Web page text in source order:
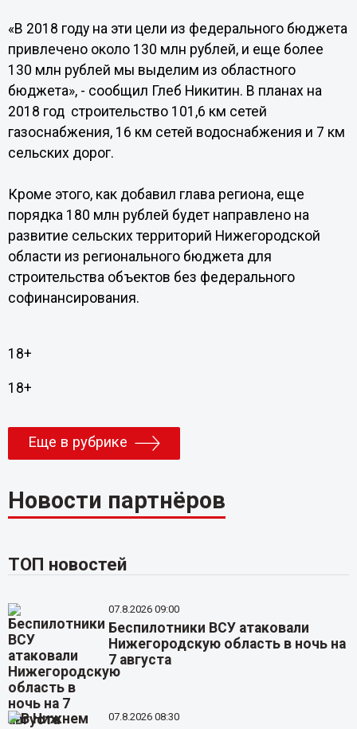
«В 2018 году на эти цели из федерального бюджета
привлечено около 130 млн рублей, и еще более
130 млн рублей мы выделим из областного
бюджета», - сообщил Глеб Никитин. В планах на
2018 год строительство 101,6 км сетей
газоснабжения, 16 км сетей водоснабжения и 7 км
сельских дорог.
Кроме этого, как добавил глава региона, еще
порядка 180 млн рублей будет направлено на
развитие сельских территорий Нижегородской
области из регионального бюджета для
строительства объектов без федерального
софинансирования.
18+
18+
Еще в рубрике
Новости партнёров
ТОП новостей
07.8.2026 09:00
Беспилотники ВСУ атаковали
Нижегородскую область в ночь на
7 августа
07.8.2026 08:30